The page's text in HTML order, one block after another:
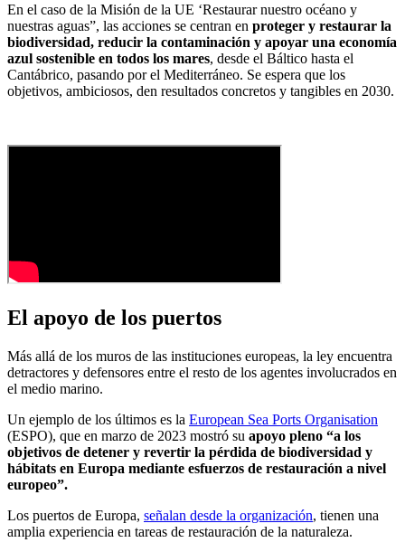
En el caso de la Misión de la UE ‘Restaurar nuestro océano y
nuestras aguas”, las acciones se centran en proteger y restaurar la
biodiversidad, reducir la contaminación y apoyar una economía
azul sostenible en todos los mares, desde el Báltico hasta el
Cantábrico, pasando por el Mediterráneo. Se espera que los
objetivos, ambiciosos, den resultados concretos y tangibles en 2030.
El apoyo de los puertos
Más allá de los muros de las instituciones europeas, la ley encuentra
detractores y defensores entre el resto de los agentes involucrados en
el medio marino.
Un ejemplo de los últimos es la European Sea Ports Organisation
(ESPO), que en marzo de 2023 mostró su apoyo pleno “a los
objetivos de detener y revertir la pérdida de biodiversidad y
hábitats en Europa mediante esfuerzos de restauración a nivel
europeo”.
Los puertos de Europa, señalan desde la organización, tienen una
amplia experiencia en tareas de restauración de la naturaleza.